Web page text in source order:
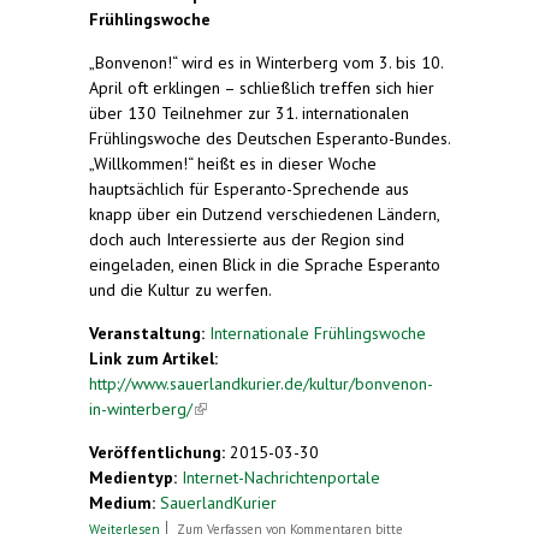
Frühlingswoche
„Bonvenon!“ wird es in Winterberg vom 3. bis 10.
April oft erklingen – schließlich treffen sich hier
über 130 Teilnehmer zur 31. internationalen
Frühlingswoche des Deutschen Esperanto-Bundes.
„Willkommen!“ heißt es in dieser Woche
hauptsächlich für Esperanto-Sprechende aus
knapp über ein Dutzend verschiedenen Ländern,
doch auch Interessierte aus der Region sind
eingeladen, einen Blick in die Sprache Esperanto
und die Kultur zu werfen.
Veranstaltung: Internationale Frühlingswoche
Link zum Artikel:
http://www.sauerlandkurier.de/kultur/bonvenon-
in-winterberg/(link is external)
Veröffentlichung: 2015-03-30
Medientyp: Internet-Nachrichtenportale
Medium: SauerlandKurier
Weiterlesen über „Bonvenon“ in Winterberg
Zum Verfassen von Kommentaren bitte